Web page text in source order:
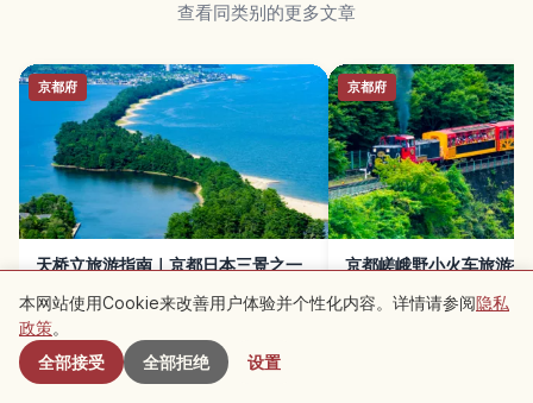
查看同类别的更多文章
京都府
天桥立旅游指南｜京都日本三景之一
京都府
京都嵯峨野小火车旅游指
附近景点
本网站使用Cookie来改善用户体验并个性化内容。详情请参阅隐私
政策。
全部接受
全部拒绝 设置